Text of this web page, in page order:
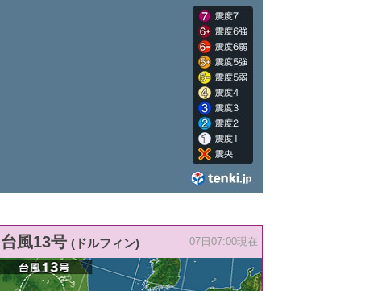
台風13号 (ドルフィン) 07日07:00現在